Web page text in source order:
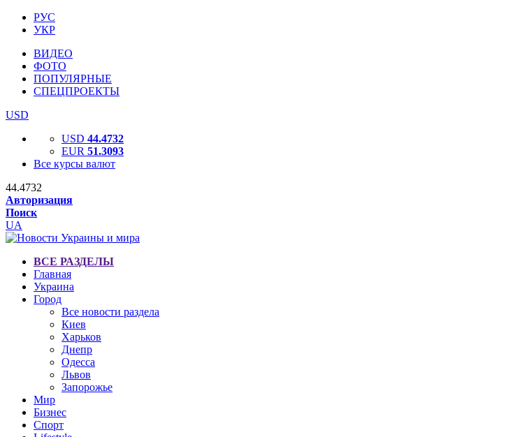
РУС
УКР
ВИДЕО
ФОТО
ПОПУЛЯРНЫЕ
СПЕЦПРОЕКТЫ
USD
USD 44.4732
EUR 51.3093
Все курсы валют
44.4732
Авторизация
Поиск
UA
ВСЕ РАЗДЕЛЫ
Главная
Украина
Город
Все новости раздела
Киев
Харьков
Днепр
Одесса
Львов
Запорожье
Мир
Бизнес
Спорт